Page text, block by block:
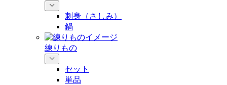
刺身（さしみ）
鍋
練りもの
セット
単品